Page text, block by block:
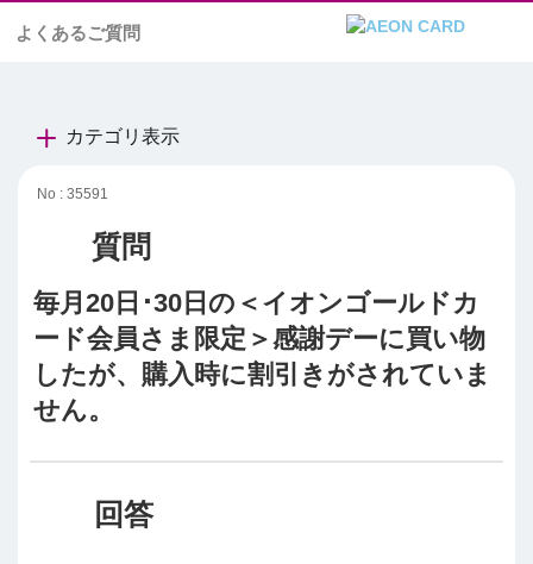
よくあるご質問
カテゴリ表示
No : 35591
毎月20日･30日の＜イオンゴールドカ
ード会員さま限定＞感謝デーに買い物
したが、購入時に割引きがされていま
せん。